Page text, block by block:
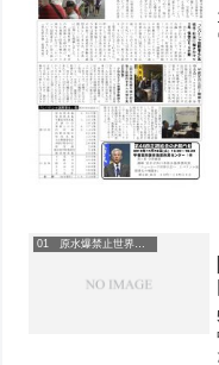
01 原水爆禁止世界大会